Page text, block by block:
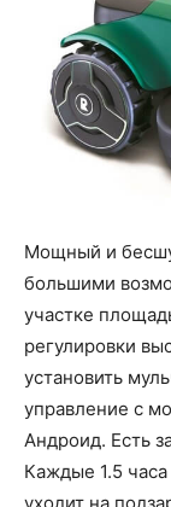
Мощный и
большими
участке
регулировки
установить
управление с
Андроид. Есть
Каждые 1.5 часа